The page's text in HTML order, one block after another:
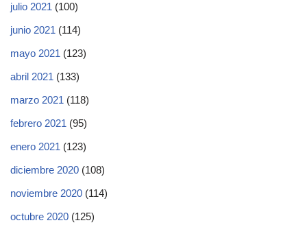
julio 2021 (100)
junio 2021 (114)
mayo 2021 (123)
abril 2021 (133)
marzo 2021 (118)
febrero 2021 (95)
enero 2021 (123)
diciembre 2020 (108)
noviembre 2020 (114)
octubre 2020 (125)